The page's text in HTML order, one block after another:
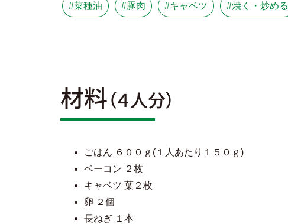
#菜種油 #豚肉 #キャベツ #焼く・炒める
材料（４人分）
ごはん ６００ｇ(１人あたり１５０ｇ)
ベーコン ２枚
キャベツ 葉２枚
卵 ２個
長ねぎ １本